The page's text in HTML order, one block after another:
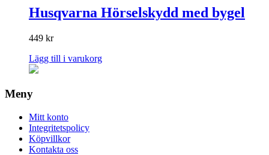
Husqvarna Hörselskydd med bygel
449 kr
Lägg till i varukorg
Meny
Mitt konto
Integritetspolicy
Köpvillkor
Kontakta oss